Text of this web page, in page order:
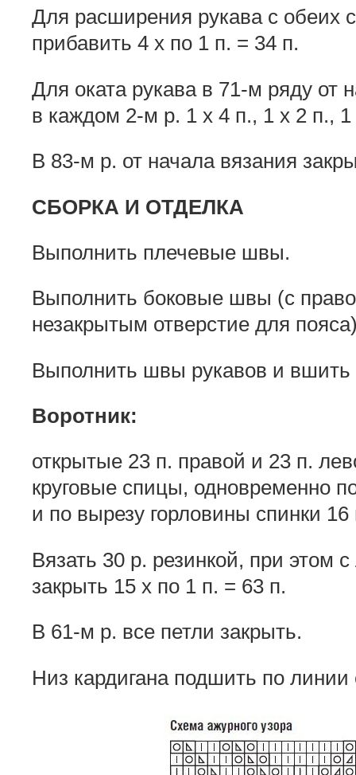
Для расширения рукава с обеих
прибавить 4 х по 1 п. = 34 п.
Для оката рукава в 71-м ряду от
в каждом 2-м р. 1 х 4 п., 1 х 2 п.,
В 83-м р. от начала вязания
СБОРКА И ОТДЕЛКА
Выполнить плечевые швы.
Выполнить боковые швы (с
незакрытым отверстие для
Выполнить швы рукавов и
Воротник:
открытые 23 п. правой и 23 п.
круговые спицы, одновременно
и по вырезу горловины спинки
Вязать 30 р. резинкой, при этом
закрыть 15 х по 1 п. = 63 п.
В 61-м р. все петли закрыть.
Низ кардигана подшить по линии